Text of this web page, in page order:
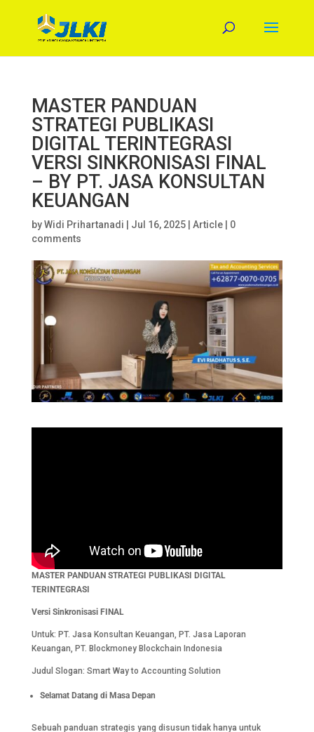
MASTER PANDUAN
STRATEGI PUBLIKASI
DIGITAL TERINTEGRASI
VERSI SINKRONISASI FINAL
– BY PT. JASA KONSULTAN
KEUANGAN
byWidi Prihartanadi Jul 16, 2025| Article| 0
comments
MASTER PANDUAN STRATEGI PUBLIKASI DIGITAL
TERINTEGRASI
Versi Sinkronisasi FINAL
Untuk: PT. Jasa Konsultan Keuangan, PT. Jasa Laporan
Keuangan, PT. Blockmoney Blockchain Indonesia
Judul Slogan: Smart Way to Accounting Solution
Selamat Datang di Masa Depan
Sebuah panduan strategis yang disusun tidak hanya untuk